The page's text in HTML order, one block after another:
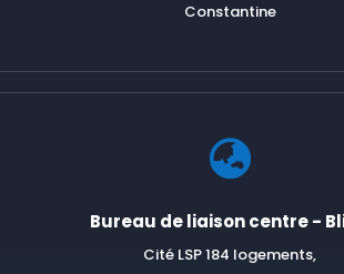
Constantine

Bureau de liaison centre -
Cité LSP 184 logements,